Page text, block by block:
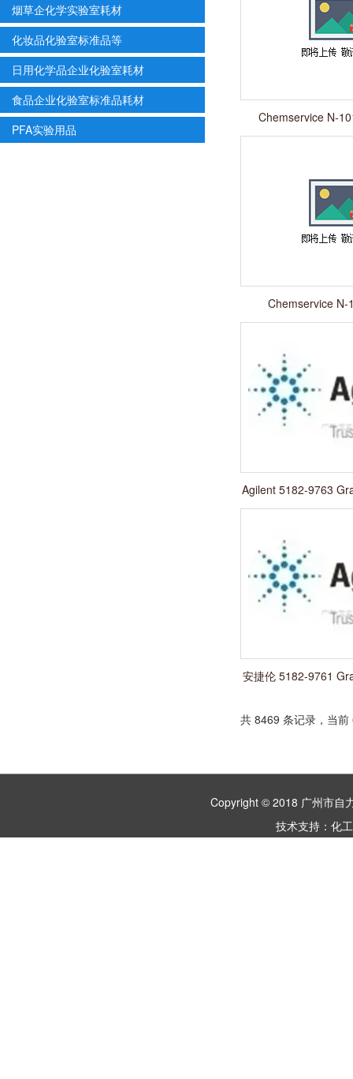
烟草企化学实验室耗材
化妆品化验室标准品等
日用化学品企业化验室耗材
食品企业化验室标准品耗材
PFA实验用品
Chemservice N-
Chemservice N-
Agilent 5182-9763
接头
安捷伦 5182-9761
共 8469 条记录，当
Copyright © 2018 广州市
技术支持： 化